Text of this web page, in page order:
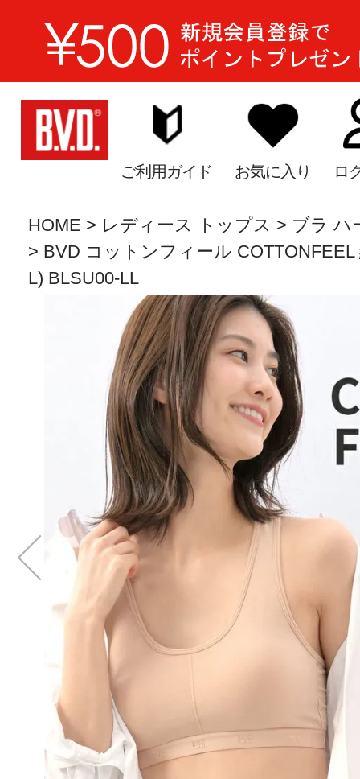
ご利用ガイド お気に入り ロ
HOME レディース トップス
ブラ ハ
BVD コットンフィール
L) BLSU00-LL